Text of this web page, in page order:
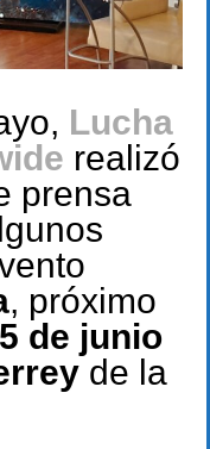
Lucha
realizó
prensa
, próximo
de junio
de la